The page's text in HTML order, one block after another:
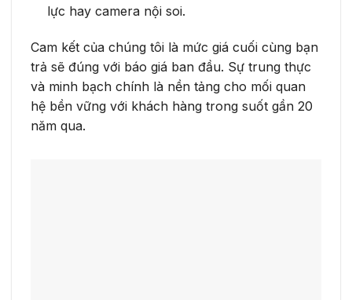
lực hay camera nội soi.
Cam kết của chúng tôi là mức giá cuối cùng bạn
trả sẽ đúng với báo giá ban đầu. Sự trung thực
và minh bạch chính là nền tảng cho mối quan
hệ bền vững với khách hàng trong suốt gần 20
năm qua.